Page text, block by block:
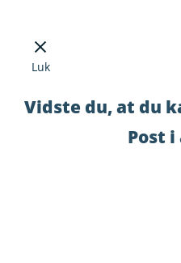
Luk
Vidste du, at du
Post i